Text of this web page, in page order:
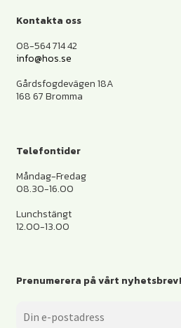
Kontakta oss
08-564 714 42
info@hos.se
Gårdsfogdevägen 18A
168 67 Bromma
Telefontider
Måndag-Fredag
08.30-16.00
Lunchstängt
12.00-13.00
Prenumerera på vårt nyhetsbrev!